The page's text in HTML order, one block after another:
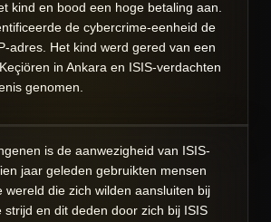
kind en bood een hoge betaling aan.
de cybercrime-eenheid de
adres. Het kind werd gered van een
in Ankara en ISIS-verdachten
genomen.
is de aanwezigheid van ISIS-
jaar geleden gebruikten mensen
wereld die zich wilden aansluiten bij
strijd en dit deden door zich bij ISIS